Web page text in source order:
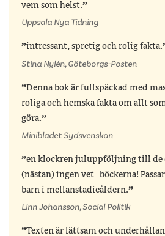
vem som helst.
Uppsala Nya Tidning
intressant, spretig och rolig fakta.
Stina Nylén, Göteborgs-Posten
Denna bok är fullspäckad med
roliga och hemska fakta om allt
göra.
Minibladet Sydsvenskan
en klockren juluppföljning till de
(nästan) ingen vet–böckerna!
barn i mellanstadieåldern.
Linn Johansson, Social Politik
Texten är lättsam och